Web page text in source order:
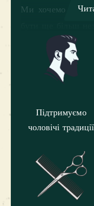
Ми хочемо
собі. Frisor
якому ви не
будете
барбершоп в
Київ – серце
початок історія
Саме в
зароджуватися
барберів, яка з
Підтримуємо
чоловічі традиції